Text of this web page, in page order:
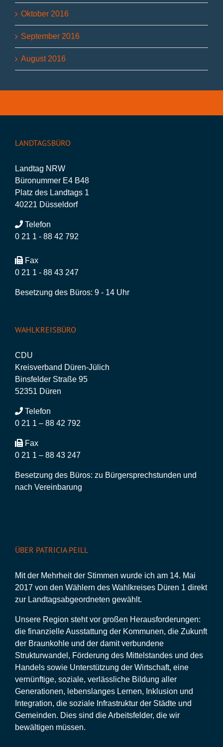
Oktober 2016
September 2016
August 2016
LANDTAGSBÜRO
Landtag NRW
Büronummer E4 B48
Platz des Landtags 1
40221 Düsseldorf
Telefon
0 21 1 - 88 42 792
Fax
0 21 1 - 88 43 247
Besetzung des Büros: 9 - 14 Uhr
WAHLKREISBÜRO
CDU
Kreisverband Düren-Jülich
Binsfelder Straße 95
52351 Düren
Telefon
0 21 1 – 88 42 792
Fax
0 21 1 – 88 43 247
Besetzung des Büros: zu Bürgersprechstunden und
nach Vereinbarung
ÜBER PATRICIA PEILL
Mit der Mehrheit der Stimmen wurde ich am 14. Mai
2017 von den Wählern des Wahlkreises Düren 1 direkt
zur Landtagsabgeordneten gewählt.
Unsere Region steht vor großen Herausforderungen:
die finanzielle Ausstattung der Kommunen, die Zukunft
der Braunkohle und der damit verbundene
Strukturwandel, Förderung des Mittelstandes und des
Handels sowie Unterstützung der Wirtschaft, eine
vernünftige, soziale, verlässliche Bildung aller
Generationen, lebenslanges Lernen, Inklusion und
Integration, die soziale Infrastruktur der Städte und
Gemeinden. Dies sind die Arbeitsfelder, die wir
bewältigen müssen.